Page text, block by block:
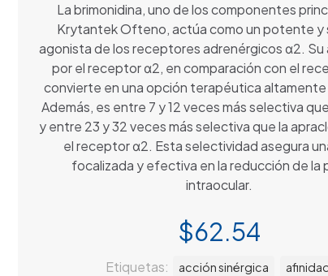
La brimonidina, uno de los componentes
Krytantek Ofteno, actúa como un potente y
agonista de los receptores adrenérgicos α2. Su
por el receptor α2, en comparación con el
convierte en una opción terapéutica
Además, es entre 7 y 12 veces más selectiva
y entre 23 y 32 veces más selectiva que la
el receptor α2. Esta selectividad asegura
focalizada y efectiva en la reducción de la
intraocular.
$62.54
Etiquetas: acción sinérgica